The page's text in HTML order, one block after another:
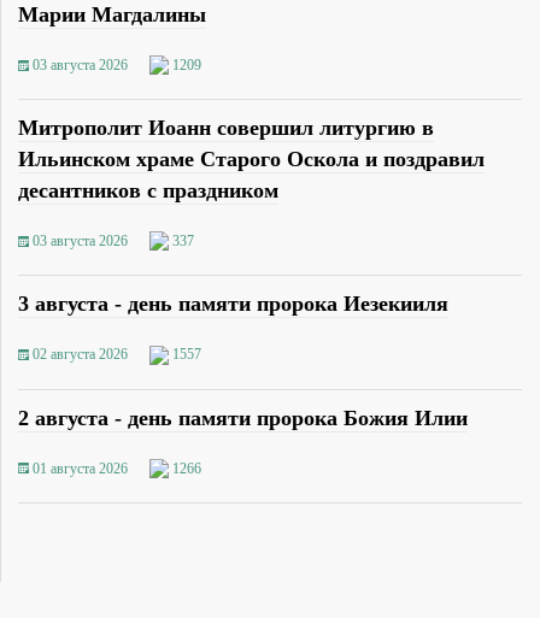
Марии Магдалины
03 августа 2026 1209
Митрополит Иоанн совершил литургию в
Ильинском храме Старого Оскола и поздравил
десантников с праздником
03 августа 2026 337
3 августа - день памяти пророка Иезекииля
02 августа 2026 1557
2 августа - день памяти пророка Божия Илии
01 августа 2026 1266